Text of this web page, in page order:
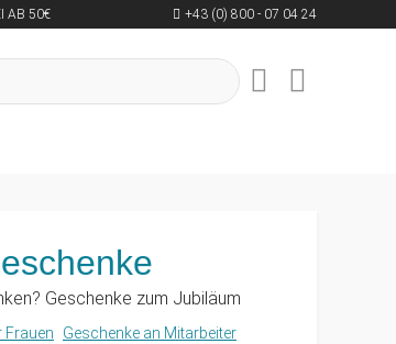
AB 50€ +43 (0) 800 - 07 04 24
Geschenke zum Jubiläum
Frauen
Geschenke an Mitarbeiter